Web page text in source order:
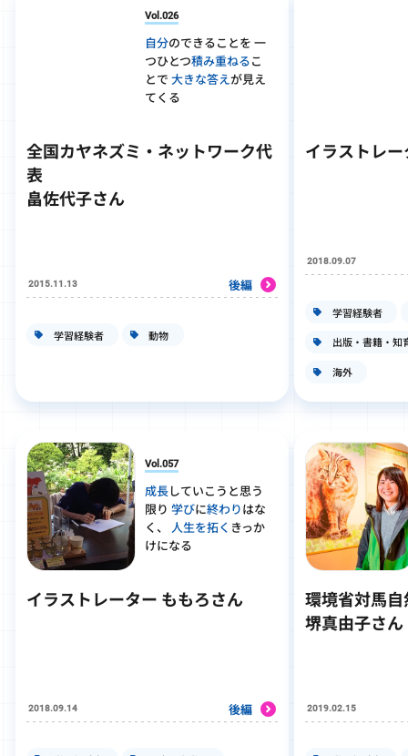
Vol.026
自分のできることを 一
つひとつ積み重ねるこ
とで 大きな答えが見え
てくる
全国カヤネズミ・ネットワーク代
表
畠佐代子さん
2015.11.13 後編
学習経験者 動物
Vol.057
成長していこうと思う
限り 学びに終わりはな
く、
人生を拓く きっか
けになる
イラストレーター ももろさん
2018.09.14 後編
イラストレ
2018.09.07
学習経験者
出版・書籍・知
海外
環境省対馬
堺真由子さん
2019.02.15